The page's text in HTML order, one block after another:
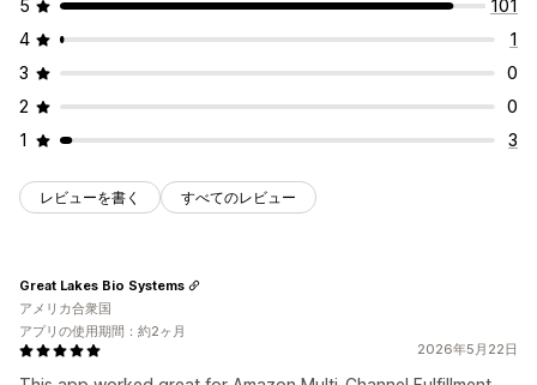
5
101
4
1
3
0
2
0
1
3
レビューを書く すべてのレビュー
2026年5月22日
Great Lakes Bio Systems
アメリカ合衆国
アプリの使用期間：約2ヶ月